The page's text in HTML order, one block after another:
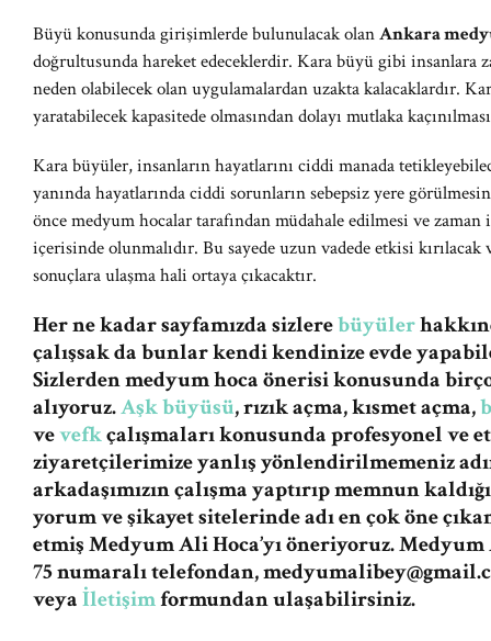
Büyü konusunda girişimlerde bulunulacak olanAnkara
doğrultusunda hareket edeceklerdir. Kara büyü gibi insanlara
neden olabilecek olan uygulamalardan uzakta kalacaklardır.
yaratabilecek kapasitede olmasından dolayı mutlaka
Kara büyüler, insanların hayatlarını ciddi manada
yanında hayatlarında ciddi sorunların sebepsiz yere
önce medyum hocalar tarafından müdahale edilmesi ve
içerisinde olunmalıdır. Bu sayede uzun vadede etkisi kırılacak
sonuçlara ulaşma hali ortaya çıkacaktır.
Her ne kadar sayfamızda sizlerebüyüler
çalışsak da bunlar kendi kendinize evde
Sizlerden medyum hoca önerisi konusunda
alıyoruz.Aşk büyüsü, rızık açma, kısmet açma,
vevefkçalışmaları konusunda profesyonel ve
ziyaretçilerimize yanlış yönlendirilmemeniz
arkadaşımızın çalışma yaptırıp memnun
yorum ve şikayet sitelerinde adı en çok öne
etmiş Medyum Ali Hoca’yı öneriyoruz. Medyum
75 numaralı telefondan,
veyaİletişimformundan ulaşabilirsiniz.